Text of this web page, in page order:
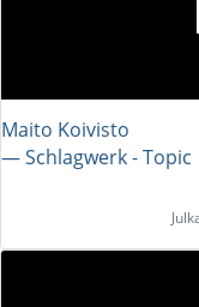
Maito Koivisto
― Schlagwerk - Topic